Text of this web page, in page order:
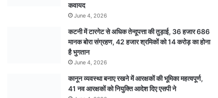
कवायद
June 4, 2026
कटनी में टारगेट से अधिक तेन्दूपत्ता की तुड़ाई, 36 हजार 686
मानक बोरा संग्रहण, 42 हजार श्रमिकों को 14 करोड़ का होना
है भुगतान
June 4, 2026
कानून व्यवस्था बनाए रखने में आरक्षकों की भूमिका महत्वपूर्ण,
41 नव आरक्षकों को नियुक्ति आदेश दिए एसपी ने